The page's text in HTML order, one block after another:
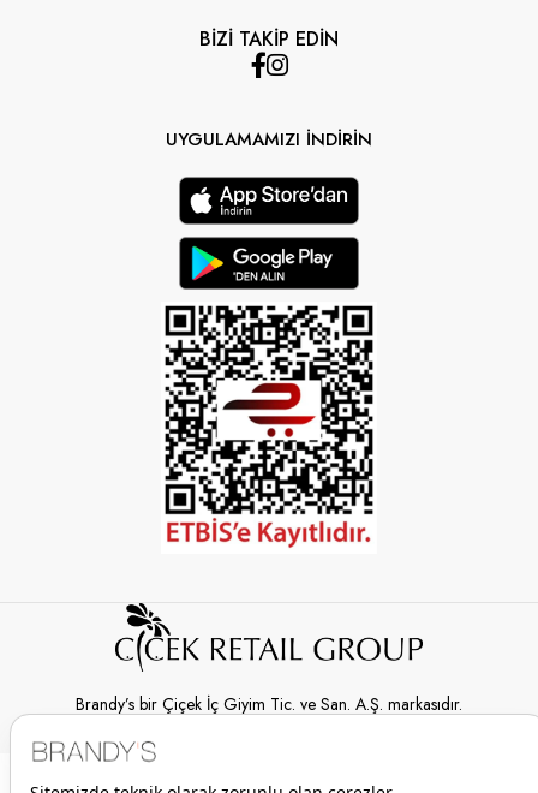
BİZİ TAKİP EDİN
UYGULAMAMIZI İNDİRİN
Brandy’s bir Çiçek İç Giyim Tic. ve San. A.Ş. markasıdır.
© 2026 Brandy’s | Her hakkı saklıdır.